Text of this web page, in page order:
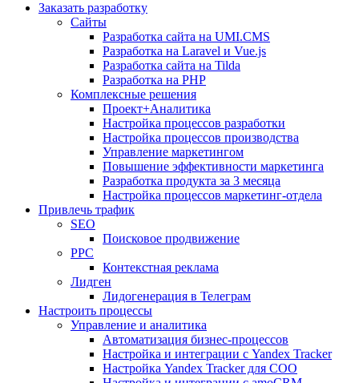
Заказать разработку
Сайты
Разработка сайта на UMI.CMS
Разработка на Laravel и Vue.js
Разработка сайта на Tilda
Разработка на PHP
Комплексные решения
Проект+Аналитика
Настройка процессов разработки
Настройка процессов производства
Управление маркетингом
Повышение эффективности маркетинга
Разработка продукта за 3 месяца
Настройка процессов маркетинг-отдела
Привлечь трафик
SEO
Поисковое продвижение
PPC
Контекстная реклама
Лидген
Лидогенерация в Телеграм
Настроить процессы
Управление и аналитика
Автоматизация бизнес-процессов
Настройка и интеграции с Yandex Tracker
Настройка Yandex Tracker для СОО